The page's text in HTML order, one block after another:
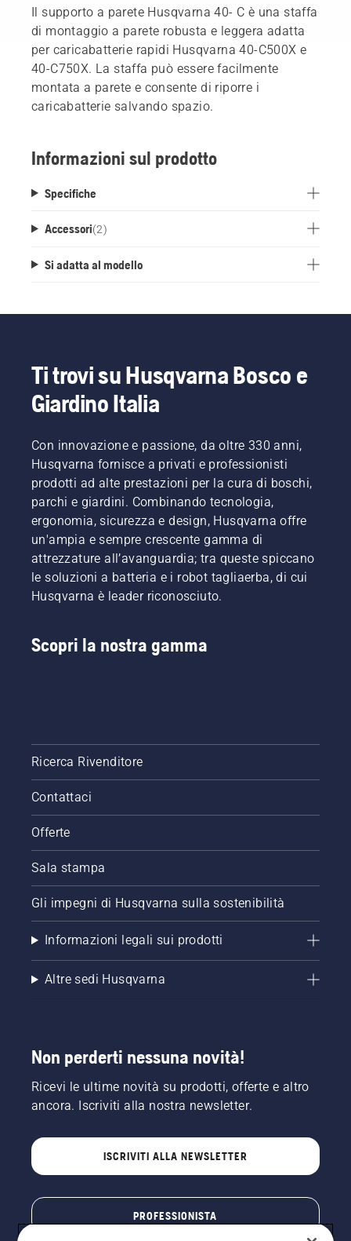
Il supporto a parete Husqvarna 40- C è una staffa
di montaggio a parete robusta e leggera adatta
per caricabatterie rapidi Husqvarna 40-C500X e
40-C750X. La staffa può essere facilmente
montata a parete e consente di riporre i
caricabatterie salvando spazio.
Informazioni sul prodotto
Specifiche
Accessori(2)
Si adatta al modello
Ti trovi su Husqvarna Bosco e
Giardino Italia
Con innovazione e passione, da oltre 330 anni,
Husqvarna fornisce a privati e professionisti
prodotti ad alte prestazioni per la cura di boschi,
parchi e giardini. Combinando tecnologia,
ergonomia, sicurezza e design, Husqvarna offre
un'ampia e sempre crescente gamma di
attrezzature all’avanguardia; tra queste spiccano
le soluzioni a batteria e i robot tagliaerba, di cui
Husqvarna è leader riconosciuto.
Scopri la nostra gamma
Ricerca Rivenditore
Contattaci
Offerte
Sala stampa
Gli impegni di Husqvarna sulla sostenibilità
Informazioni legali sui prodotti
Altre sedi Husqvarna
Non perderti nessuna novità!
Ricevi le ultime novità su prodotti, offerte e altro
ancora. Iscriviti alla nostra newsletter.
ISCRIVITI ALLA NEWSLETTER
PROFESSIONISTA